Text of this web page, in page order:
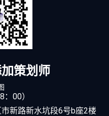
策划师
00）
新路新水坑段6号b座2楼